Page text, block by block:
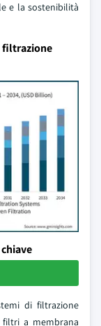
e la sostenibilità
di filtrazione
a membrana